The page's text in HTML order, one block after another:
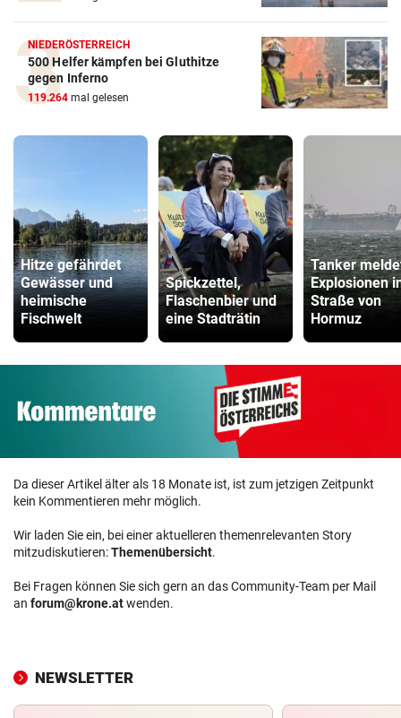
NIEDERÖSTERREICH
500 Helfer kämpfen bei Gluthitze
gegen Inferno
119.264 mal gelesen
Hitze gefährdet
Gewässer und
heimische
Fischwelt
Spickzettel,
Flaschenbier und
eine Stadträtin
Tanker
Explosionen
Straße von
Hormuz
Da dieser Artikel älter als 18 Monate ist, ist zum jetzigen Zeitpunkt
kein Kommentieren mehr möglich.
Wir laden Sie ein, bei einer aktuelleren themenrelevanten Story
mitzudiskutieren:Themenübersicht.
Bei Fragen können Sie sich gern an das Community-Team per Mail
an forum@krone.atwenden.
NEWSLETTER